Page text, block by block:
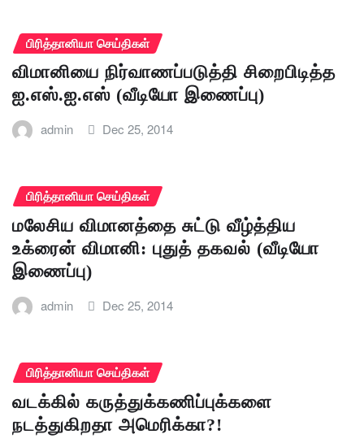
பிரித்தானியா செய்திகள்
விமானியை நிர்வாணப்படுத்தி சிறைபிடித்த
ஐ.எஸ்.ஐ.எஸ் (வீடியோ இணைப்பு)
admin Dec 25, 2014
பிரித்தானியா செய்திகள்
மலேசிய விமானத்தை சுட்டு வீழ்த்திய
உக்ரைன் விமானி: புதுத் தகவல் (வீடியோ
இணைப்பு)
admin Dec 25, 2014
பிரித்தானியா செய்திகள்
வடக்கில் கருத்துக்கணிப்புக்களை
நடத்துகிறதா அமெரிக்கா?!